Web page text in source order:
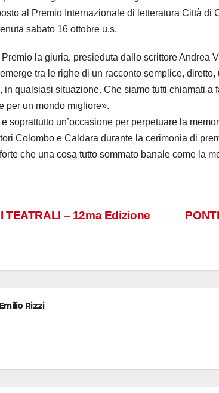
al Premio Internazionale di letteratura Città di
sabato 16 ottobre u.s.
la giuria, presieduta dallo scrittore Andrea
tra le righe di un racconto semplice,
in qualsiasi situazione. Che siamo tutti chiamati a
per un mondo migliore».
e soprattutto un’occasione per perpetuare la
Colombo e Caldara durante la cerimonia di
che una cosa tutto sommato banale come la
TEATRALI – 12ma Edizione
Emilio Rizzi